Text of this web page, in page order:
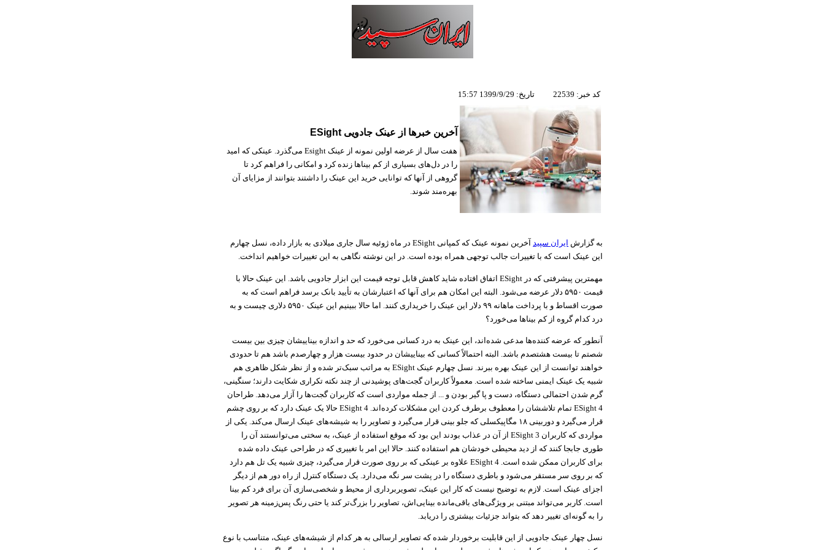
کد خبر: 22539 تاریخ: 1399/9/29 15:57
آخرین خبر‌ها از عینک جادویی ESight
هفت سال از عرضه اولین نمونه از عینک Esight می‌گذرد. عینکی که امید
را در دل‌های بسیاری از کم بینا‌ها زنده کرد و امکانی را فراهم کرد تا
گروهی از آنها که توانایی خرید این عینک را داشتند بتوانند از مزایای آن
بهره‌مند شوند.
به گزارش ایران سپید آخرین نمونه عینک که کمپانی ESight در ماه ژوئیه سال جاری میلادی به بازار داده، نسل چهارم
این عینک است که با تغییرات جالب توجهی همراه بوده است. در این نوشته نگاهی به این تغییرات خواهیم انداخت.
مهمترین پیشرفتی که در ESight اتفاق افتاده شاید کاهش قابل توجه قیمت این ابزار جادویی باشد. این عینک حالا با
قیمت ۵۹۵۰ دلار عرضه می‌شود. البته این امکان هم برای آنها که اعتبارشان به تأیید بانک برسد فراهم است که به
صورت اقساط و با پرداخت ماهانه ۹۹ دلار این عینک را خریداری کنند. اما حالا ببینیم این عینک ۵۹۵۰ دلاری چیست و به
درد کدام گروه از کم بینا‌ها می‌خورد؟
آنطور که عرضه کننده‌ها مدعی شده‌اند، این عینک به درد کسانی می‌خورد که حد و اندازه بیناییشان چیزی بین بیست
شصتم تا بیست هشتصدم باشد. البته احتمالاً کسانی که بیناییشان در حدود بیست هزار و چهارصدم باشد هم تا حدودی
خواهند توانست از این عینک بهره ببرند. نسل چهارم عینک ESight به مراتب سبک‌تر شده و از نظر شکل ظاهری هم
شبیه یک عینک ایمنی ساخته شده است. معمولاً کاربران گجت‌های پوشیدنی از چند نکته تکراری شکایت دارند؛ سنگینی،
گرم شدن احتمالی دستگاه، دست و پا گیر بودن و ... از جمله مواردی است که کاربران گجت‌ها را آزار می‌دهد. طراحان
ESight 4 تمام تلاششان را معطوف برطرف کردن این مشکلات کرده‌اند. ESight 4 حالا یک عینک دارد که بر روی چشم
قرار می‌گیرد و دوربینی ۱۸ مگاپیکسلی که جلو بینی قرار می‌گیرد و تصاویر را به شیشه‌های عینک ارسال می‌کند. یکی از
مواردی که کاربران ESight 3 از آن در عذاب بودند این بود که موقع استفاده از عینک، به سختی می‌توانستند آن را
طوری جابجا کنند که از دید محیطی خودشان هم استفاده کنند. حالا این امر با تغییری که در طراحی عینک داده شده
برای کاربران ممکن شده است. ESight 4 علاوه بر عینکی که بر روی صورت قرار می‌گیرد، چیزی شبیه یک تل هم دارد
که بر روی سر مستقر می‌شود و باطری دستگاه را در پشت سر نگه می‌دارد. یک دستگاه کنترل از راه دور هم از دیگر
اجزای عینک است. لازم به توضیح نیست که کار این عینک، تصویر‌برداری از محیط و شخصی‌سازی آن برای فرد کم بینا
است. کاربر می‌تواند مبتنی بر ویژگی‌های باقی‌مانده بینایی‌اش، تصاویر را بزرگ‌تر کند یا حتی رنگ پس‌زمینه هر تصویر
را به گونه‌ای تغییر دهد که بتواند جزئیات بیشتری را دریابد.
نسل چهار عینک جادویی از این قابلیت برخوردار شده که تصاویر ارسالی به هر کدام از شیشه‌های عینک، متناسب با نوع